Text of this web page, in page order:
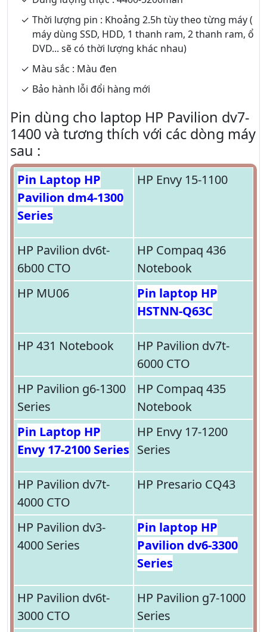
Thời lượng pin : Khoảng 2.5h tùy theo từng máy (
máy dùng SSD, HDD, 1 thanh ram, 2 thanh ram, ổ
DVD... sẽ có thời lượng khác nhau)
Màu sắc : Màu đen
Bảo hành lỗi đổi hàng mới
Pin dùng cho laptop HP Pavilion dv7-
1400 và tương thích với các dòng máy
sau :
Pin Laptop HP
Pavilion dm4-1300
Series
HP Envy 15-1100
HP Pavilion dv6t-
6b00 CTO
HP Compaq 436
Notebook
HP MU06
Pin laptop HP
HSTNN-Q63C
HP 431 Notebook
HP Pavilion dv7t-
6000 CTO
HP Pavilion g6-1300
Series
HP Compaq 435
Notebook
Pin Laptop HP
Envy 17-2100 Series
HP Envy 17-1200
Series
HP Pavilion dv7t-
4000 CTO
HP Presario CQ43
HP Pavilion dv3-
4000 Series
Pin laptop HP
Pavilion dv6-3300
Series
HP Pavilion dv6t-
3000 CTO
HP Pavilion g7-1000
Series